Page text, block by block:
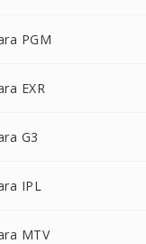
PGM
EXR
G3
IPL
MTV